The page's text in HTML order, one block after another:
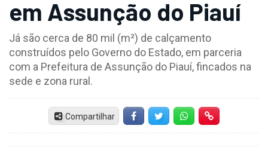
em Assunção do Piauí
Já são cerca de 80 mil (m²) de calçamento
construídos pelo Governo do Estado, em parceria
com a Prefeitura de Assunção do Piauí, fincados na
sede e zona rural.
Compartilhar FacebookTwitter Whatsapp